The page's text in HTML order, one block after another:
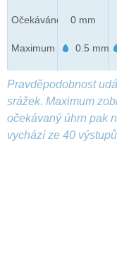
Očekáváno
Maximum
0 mm
0.5 mm
Pravděpodobnost
srážek. Maximum
očekávaný úhrn pak
vychází ze 40